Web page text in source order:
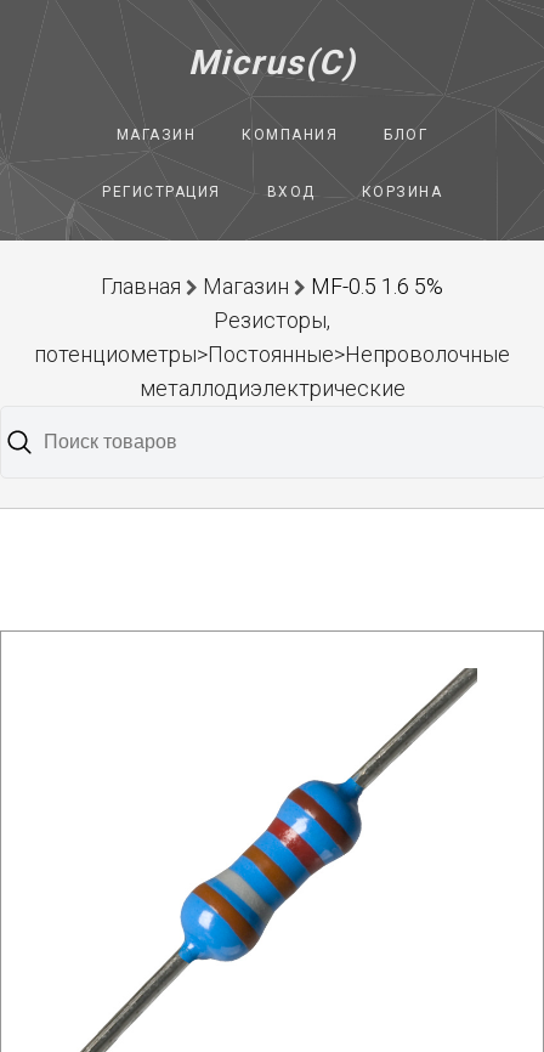
Micrus(C)
МАГАЗИН КОМПАНИЯ БЛОГ
РЕГИСТРАЦИЯ ВХОД КОРЗИНА
Главная Магазин
MF-0.5 1.6 5%
Резисторы,
потенциометры>Постоянные>Непроволочные
металлодиэлектрические